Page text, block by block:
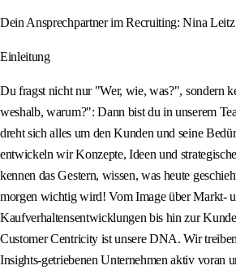
Dein Ansprechpartner im Recruiting: Nina Leitz
Einleitung
Du fragst nicht nur "Wer, wie, was?", sondern
weshalb, warum?": Dann bist du in unserem
dreht sich alles um den Kunden und seine
entwickeln wir Konzepte, Ideen und
kennen das Gestern, wissen, was heute
morgen wichtig wird! Vom Image über Markt-
Kaufverhaltensentwicklungen bis hin zur
Customer Centricity ist unsere DNA. Wir
Insights-getriebenen Unternehmen aktiv voran